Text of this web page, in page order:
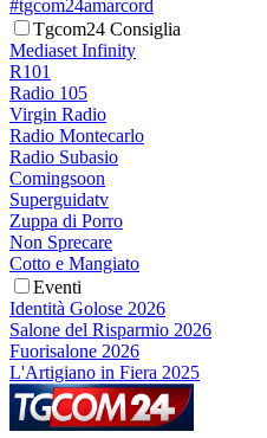
#tgcom24amarcord
Tgcom24 Consiglia
Mediaset Infinity
R101
Radio 105
Virgin Radio
Radio Montecarlo
Radio Subasio
Comingsoon
Superguidatv
Zuppa di Porro
Non Sprecare
Cotto e Mangiato
Eventi
Identità Golose 2026
Salone del Risparmio 2026
Fuorisalone 2026
L'Artigiano in Fiera 2025